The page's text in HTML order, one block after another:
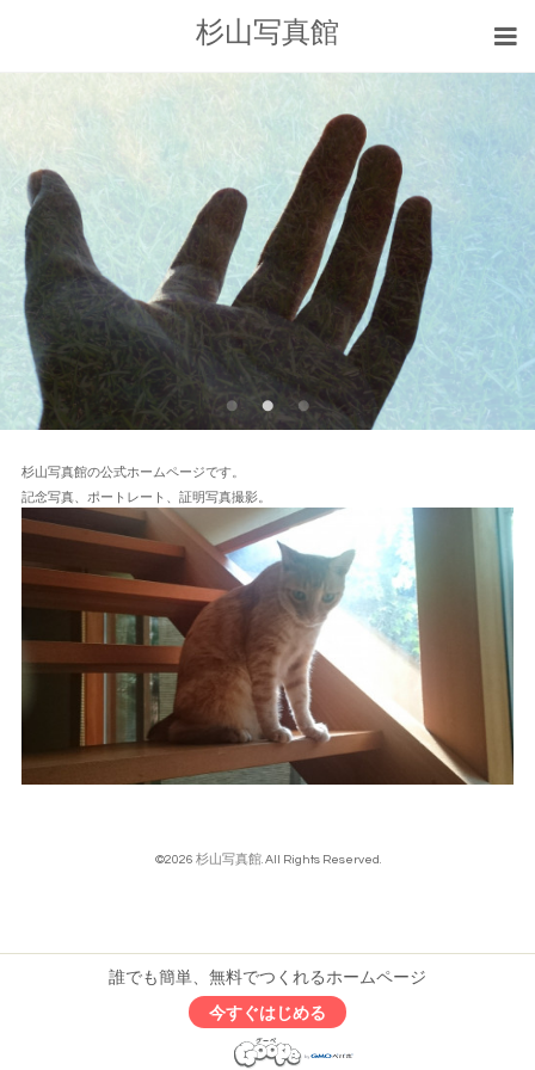
杉山写真館
杉山写真館の公式ホームページです。
記念写真、ポートレート、証明写真撮影。
©2026 杉山写真館. All Rights Reserved.
誰でも簡単、無料でつくれるホームページ
今すぐはじめる